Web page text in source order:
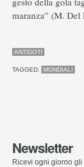
maranza” (M. Del
ANTIDOTI
TAGGED: MONDIALI
Newsletter
Ricevi ogni giorno gli